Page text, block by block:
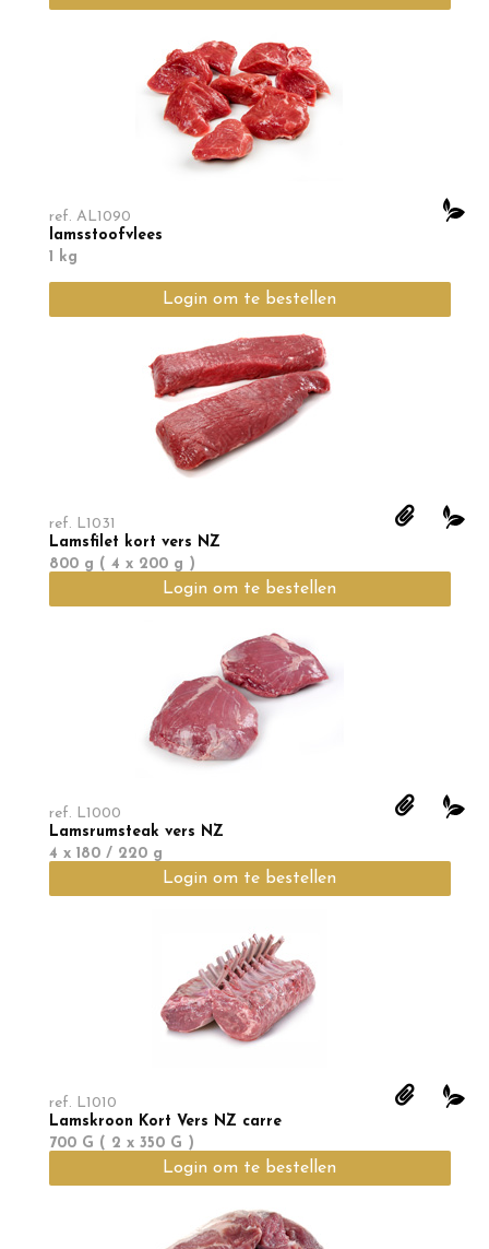
ref. AL1090
lamsstoofvlees
1 kg
Login om te bestellen
ref. L1031
Lamsfilet kort vers NZ
800 g ( 4 x 200 g )
Login om te bestellen
ref. L1000
Lamsrumsteak vers NZ
4 x 180 / 220 g
Login om te bestellen
ref. L1010
Lamskroon Kort Vers NZ carre
700 G ( 2 x 350 G )
Login om te bestellen